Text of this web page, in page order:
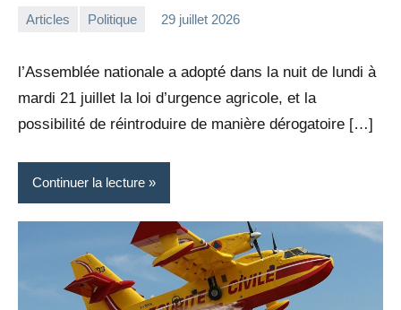
Articles Politique 29 juillet 2026
l’Assemblée nationale a adopté dans la nuit de lundi à
mardi 21 juillet la loi d’urgence agricole, et la
possibilité de réintroduire de manière dérogatoire […]
Continuer la lecture